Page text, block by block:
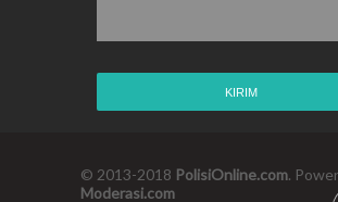
© 2013-2018 PolisiOnline.com.
Moderasi.com